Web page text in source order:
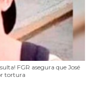
FGR asegura que José
tortura